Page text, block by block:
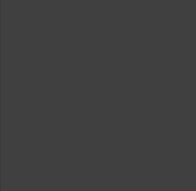
XXIV - AZ ÁLLAMIGAZGATÁS
XXIX - GAZDASÁGI
XXXVII - MEGYEI JOGÚ